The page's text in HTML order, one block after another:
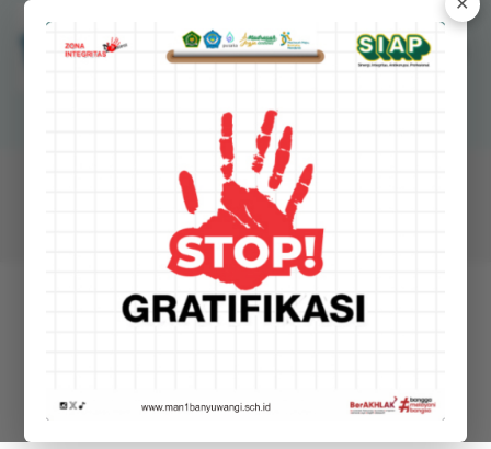
MANSAWANGI
Madrasah Aliyah Negeri 1 Banyuwangi
BERITA
Ramadan di SMPN 2 Banyuwangi,